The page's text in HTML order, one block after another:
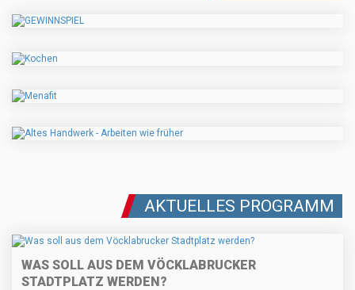
AKTUELLES PROGRAMM
WAS SOLL AUS DEM VÖCKLABRUCKER
STADTPLATZ WERDEN?